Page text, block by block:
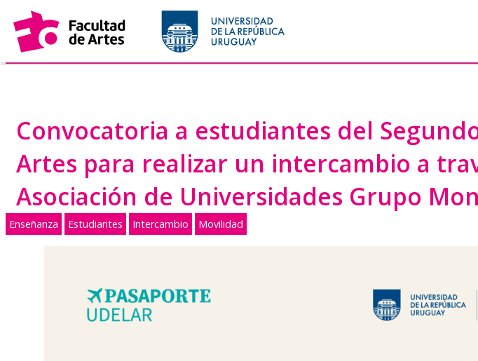
Saltar
al
contenido
Convocatoria a estudiantes del
Artes para realizar un intercambio a
Asociación de Universidades Grupo
Enseñanza Estudiantes Intercambio Movilidad